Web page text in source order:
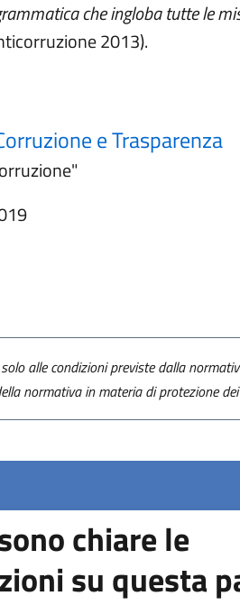
che ingloba tutte le
2013).
e Trasparenza
alle condizioni previste dalla
normativa in materia di protezione
chiare le
su questa